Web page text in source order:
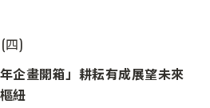
四)
企畫開箱」耕耘有成展望未來
紐